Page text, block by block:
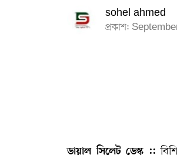
sohel ahmed
প্রকাশ:
ডায়াল সিলেট ডেস্ক ::